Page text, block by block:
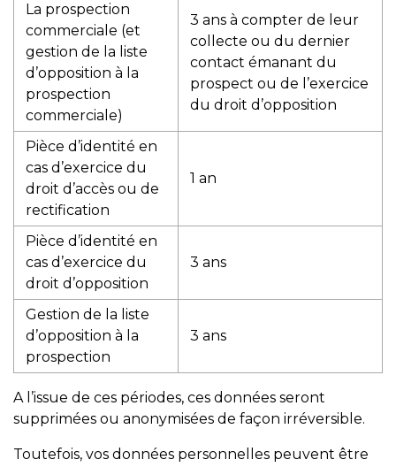
La prospection
commerciale (et
gestion de la liste
d’opposition à la
prospection
commerciale)
3 ans à compter de leur
collecte ou du dernier
contact émanant du
prospect ou de l’exercice
du droit d’opposition
Pièce d’identité en
cas d’exercice du
droit d’accès ou de
rectification
1 an
Pièce d’identité en
cas d’exercice du
droit d’opposition
3 ans
Gestion de la liste
d’opposition à la
prospection
3 ans
A l’issue de ces périodes, ces données seront
supprimées ou anonymisées de façon irréversible.
Toutefois, vos données personnelles peuvent être